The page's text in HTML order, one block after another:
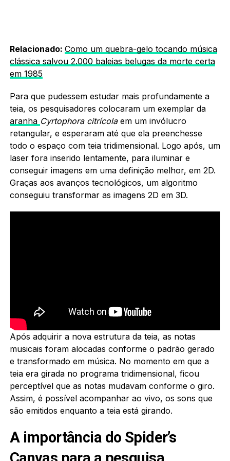
Relacionado: Como um quebra-gelo tocando música
clássica salvou 2.000 baleias belugas da morte certa
em 1985
Para que pudessem estudar mais profundamente a
teia, os pesquisadores colocaram um exemplar da
aranha Cyrtophora citrícolaem um invólucro
retangular, e esperaram até que ela preenchesse
todo o espaço com teia tridimensional. Logo após, um
laser fora inserido lentamente, para iluminar e
conseguir imagens em uma definição melhor, em 2D.
Graças aos avanços tecnológicos, um algoritmo
conseguiu transformar as imagens 2D em 3D.
Após adquirir a nova estrutura da teia, as notas
musicais foram alocadas conforme o padrão gerado
e transformado em música. No momento em que a
teia era girada no programa tridimensional, ficou
perceptível que as notas mudavam conforme o giro.
Assim, é possível acompanhar ao vivo, os sons que
são emitidos enquanto a teia está girando.
A importância do Spider’s